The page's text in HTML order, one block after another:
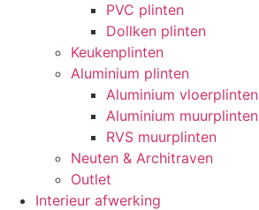
PVC plinten
Dollken plinten
Keukenplinten
Aluminium plinten
Aluminium vloerplinten
Aluminium muurplinten
RVS muurplinten
Neuten & Architraven
Outlet
Interieur afwerking